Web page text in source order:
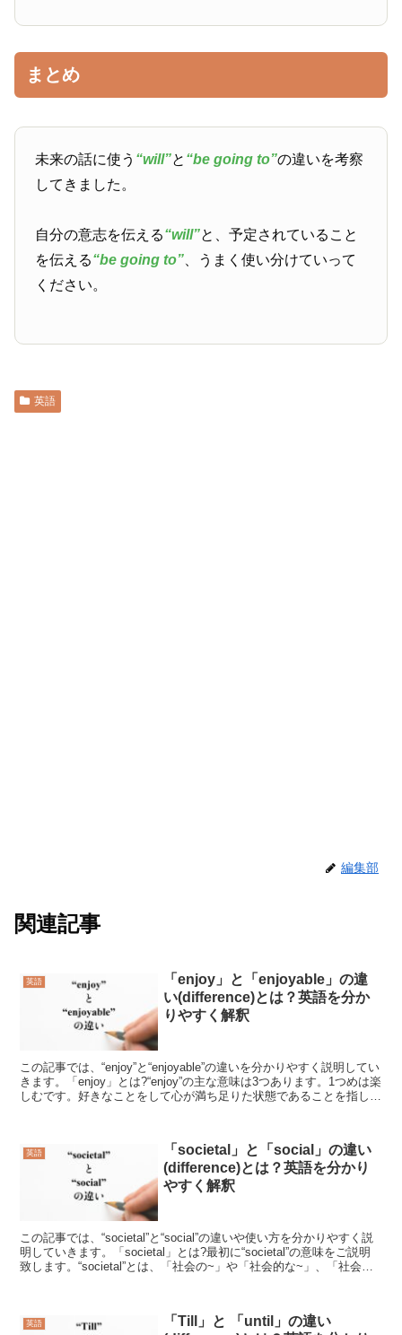
まとめ
未来の話に使う “will”と “be going to”の違いを考察
してきました。
自分の意志を伝える“will”と、予定されていること
を伝える“be going to”、うまく使い分けていって
ください。
英語
編集部
関連記事
英語
「enjoy」と「enjoyable」の違
い(difference)とは？英語を分か
りやすく解釈
この記事では、“enjoy”と“enjoyable”の違いを分かりやすく説明してい
きます。「enjoy」とは?“enjoy”の主な意味は3つあります。1つめは楽
しむです。好きなことをして心が満ち足りた状態であることを指して
英語
「societal」と「social」の違い
(difference)とは？英語を分かり
やすく解釈
この記事では、“societal”と“social”の違いや使い方を分かりやすく説
明していきます。「societal」とは?最初に“societal”の意味をご説明
致します。“societal”とは、「社会の~」や「社会的な~」、「社会の
英語
「Till」と 「until」の違い